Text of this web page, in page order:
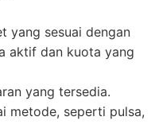
yang sesuai dengan
aktif dan kuota yang
yang tersedia.
metode, seperti pulsa,